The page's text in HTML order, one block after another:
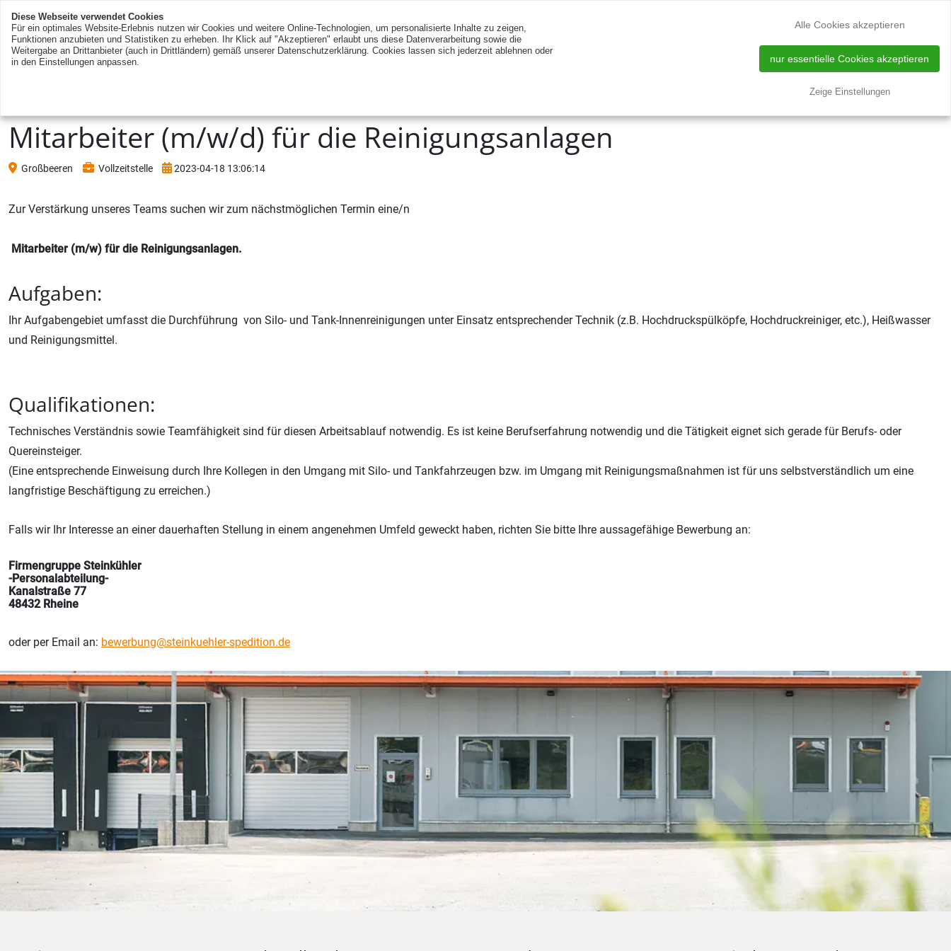
ÜBER UNS KONTAKT
Mitarbeiter (m/w/d) für die Reinigungsanlagen
Großbeeren Vollzeitstelle 2023-04-18 13:06:14
Zur Verstärkung unseres Teams suchen wir zum nächstmöglichen Termin eine/n
Mitarbeiter (m/w) für die Reinigungsanlagen.
Aufgaben:
Ihr Aufgabengebiet umfasst die Durchführung von Silo- und Tank-Innenreinigungen unter Einsatz entsprechender Technik (z.B. Hochdruckspülköpfe, Hochdruckreiniger, etc.), Heißwasser
und Reinigungsmittel.
Qualifikationen:
Technisches Verständnis sowie Teamfähigkeit sind für diesen Arbeitsablauf notwendig. Es ist keine Berufserfahrung notwendig und die Tätigkeit eignet sich gerade für Berufs- oder
Quereinsteiger.
(Eine entsprechende Einweisung durch Ihre Kollegen in den Umgang mit Silo- und Tankfahrzeugen bzw. im Umgang mit Reinigungsmaßnahmen ist für uns selbstverständlich um eine
langfristige Beschäftigung zu erreichen.)
Falls wir Ihr Interesse an einer dauerhaften Stellung in einem angenehmen Umfeld geweckt haben, richten Sie bitte Ihre aussagefähige Bewerbung an:
Firmengruppe Steinkühler
-Personalabteilung-
Kanalstraße 77
48432 Rheine
oder per Email an: bewerbung@steinkuehler-spedition.de
Diese Webseite verwendet Cookies
Für ein optimales Website-Erlebnis nutzen wir Cookies und weitere Online-Technologien, um personalisierte Inhalte zu zeigen,
Funktionen anzubieten und Statistiken zu erheben. Ihr Klick auf "Akzeptieren" erlaubt uns diese Datenverarbeitung sowie die
Weitergabe an Drittanbieter (auch in Drittländern) gemäß unserer Datenschutzerklärung. Cookies lassen sich jederzeit ablehnen oder
in den Einstellungen anpassen.
Alle Cookies akzeptieren
nur essentielle Cookies akzeptieren
Zeige Einstellungen